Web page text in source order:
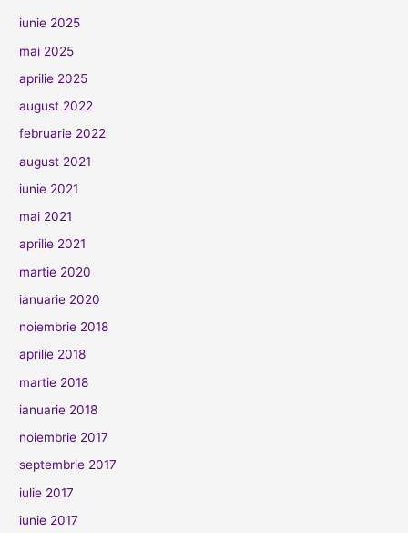
iunie 2025
mai 2025
aprilie 2025
august 2022
februarie 2022
august 2021
iunie 2021
mai 2021
aprilie 2021
martie 2020
ianuarie 2020
noiembrie 2018
aprilie 2018
martie 2018
ianuarie 2018
noiembrie 2017
septembrie 2017
iulie 2017
iunie 2017